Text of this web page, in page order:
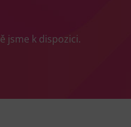
jsme k dispozici.